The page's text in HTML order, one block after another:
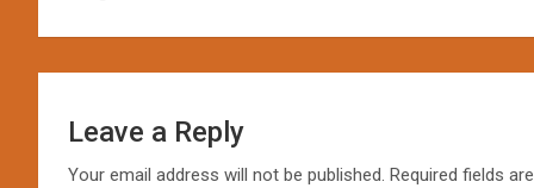
Leave a Reply
Your email address will not be published. Required fields